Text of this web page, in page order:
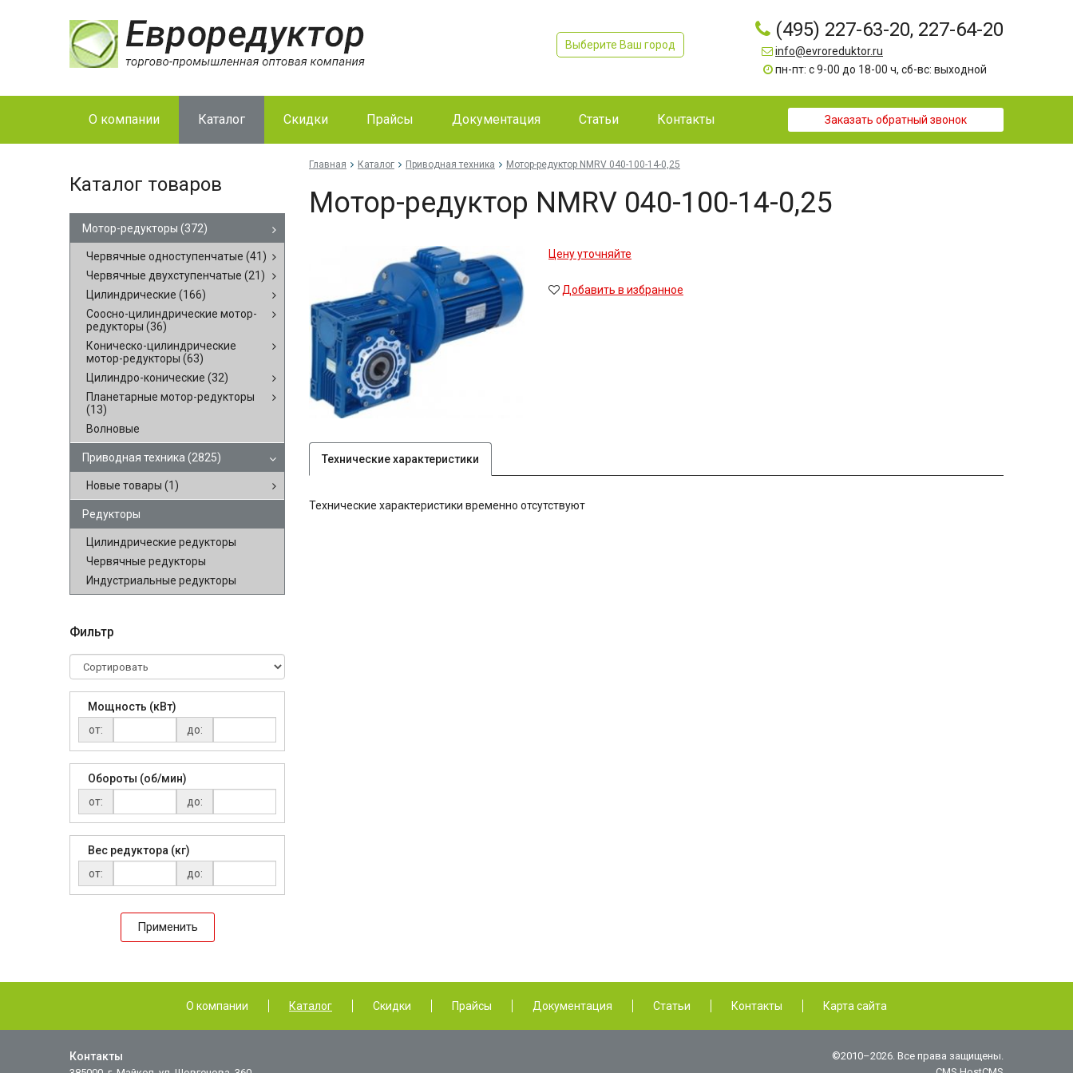
Выберите Ваш город
(495) 227-63-20, 227-64-20
info@evroreduktor.ru
пн-пт: с 9-00 до 18-00 ч, сб-вс: выходной
О компании Каталог Скидки Прайсы Документация Статьи Контакты Заказать обратный звонок
Каталог товаров
Мотор-редукторы (372)
Червячные одноступенчатые (41)
Червячные двухступенчатые (21)
Цилиндрические (166)
Соосно-цилиндрические мотор-
редукторы (36)
Коническо-цилиндрические
мотор-редукторы (63)
Цилиндро-конические (32)
Планетарные мотор-редукторы
(13)
Волновые
Приводная техника (2825)
Новые товары (1)
Редукторы
Цилиндрические редукторы
Червячные редукторы
Индустриальные редукторы
Фильтр
Мощность (кВт)
от:
до:
Обороты (об/мин)
от:
до:
Вес редуктора (кг)
от:
до:
Применить
Главная Каталог Приводная техника Мо­тор-ре­дук­тор NMRV 040-100-14-0,25
Мо­тор-ре­дук­тор NMRV 040-100-14-0,25
Цену уточняйте
Добавить в избранное
Технические характеристики
Технические характеристики временно отсутствуют
О компании Каталог Скидки Прайсы Документация Статьи Контакты Карта сайта
Контакты
©2010–2026. Все права защищены.